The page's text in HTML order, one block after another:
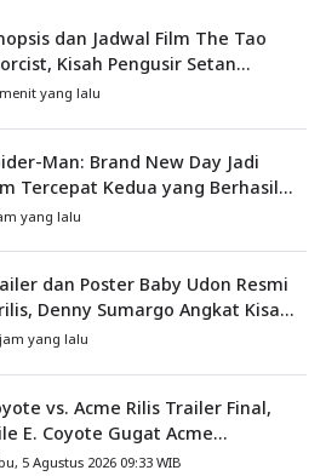
dan Jadwal Film The Tao
Kisah Pengusir Setan
Kutukan Mematikan
yang lalu
Man: Brand New Day Jadi
Tercepat Kedua yang Berhasil
US$1 Miliar
yang lalu
dan Poster Baby Udon Resmi
Denny Sumargo Angkat Kisah
Fanny Kondoh
yang lalu
vs. Acme Rilis Trailer Final,
E. Coyote Gugat Acme
ke Pengadilan
5 Agustus 2026 09:33 WIB